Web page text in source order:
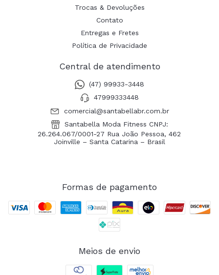
Trocas & Devoluções
Contato
Entregas e Fretes
Política de Privacidade
Central de atendimento
(47) 99933-3448
47999333448
comercial@santabellabr.com.br
Santabella Moda Fitness CNPJ:
26.264.067/0001-27 Rua João Pessoa, 462
Joinville – Santa Catarina – Brasil
Formas de pagamento
Meios de envio